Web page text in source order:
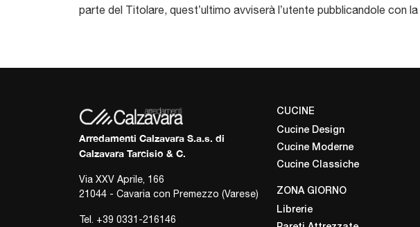
parte del Titolare, quest’ultimo avviserà l’utente pubblicandole con
Arredamenti Calzavara S.a.s. di
Calzavara Tarcisio & C.
Via XXV Aprile, 166
21044 - Cavaria con Premezzo (Varese)
Tel. +39 0331-216146
CUCINE
Cucine Design
Cucine Moderne
Cucine Classiche
ZONA GIORNO
Librerie